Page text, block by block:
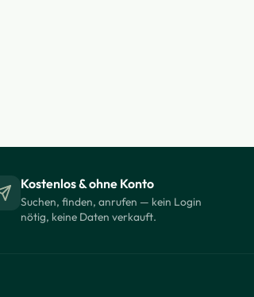
Kostenlos & ohne Konto
Suchen, finden, anrufen — kein Login
nötig, keine Daten verkauft.